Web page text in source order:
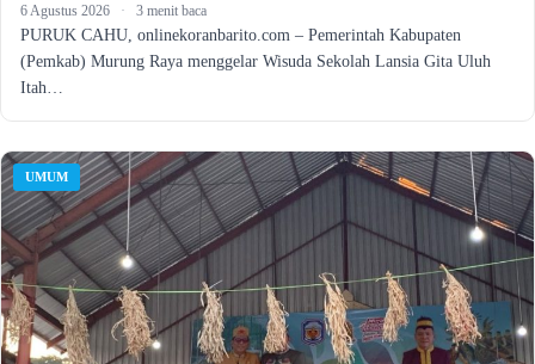
6 Agustus 2026 · 3 menit baca
PURUK CAHU, onlinekoranbarito.com – Pemerintah Kabupaten
(Pemkab) Murung Raya menggelar Wisuda Sekolah Lansia Gita Uluh
Itah…
UMUM